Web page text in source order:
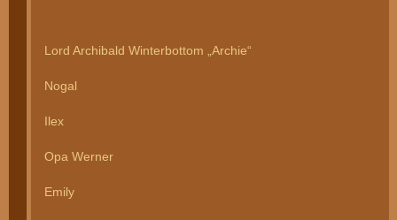
Lord Archibald Winterbottom „Archie“
Nogal
Ilex
Opa Werner
Emily